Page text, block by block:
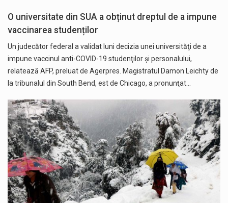
O universitate din SUA a obținut dreptul de a impune
vaccinarea studenților
Un judecător federal a validat luni decizia unei universităţi de a
impune vaccinul anti-COVID-19 studenţilor şi personalului,
relatează AFP, preluat de Agerpres. Magistratul Damon Leichty de
la tribunalul din South Bend, est de Chicago, a pronunţat…